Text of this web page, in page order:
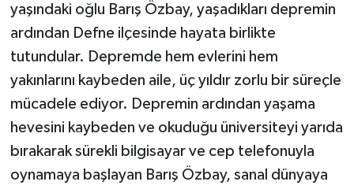
yaşındaki oğlu Barış Özbay, yaşadıkları depremin
ardından Defne ilçesinde hayata birlikte
tutundular. Depremde hem evlerini hem
yakınlarını kaybeden aile, üç yıldır zorlu bir süreçle
mücadele ediyor. Depremin ardından yaşama
hevesini kaybeden ve okuduğu üniversiteyi yarıda
bırakarak sürekli bilgisayar ve cep telefonuyla
oynamaya başlayan Barış Özbay, sanal dünyaya